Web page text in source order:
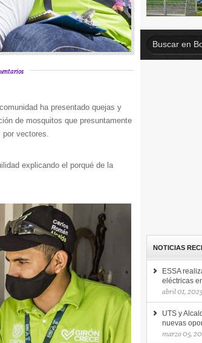
ha presentado quejas y
de mosquitos que presuntamente
por vectores.
explicando el porqué de la
NOTICIAS
ESSA
eléctricas
abril 01, 2025
UTS y
nuevas
marzo 05,